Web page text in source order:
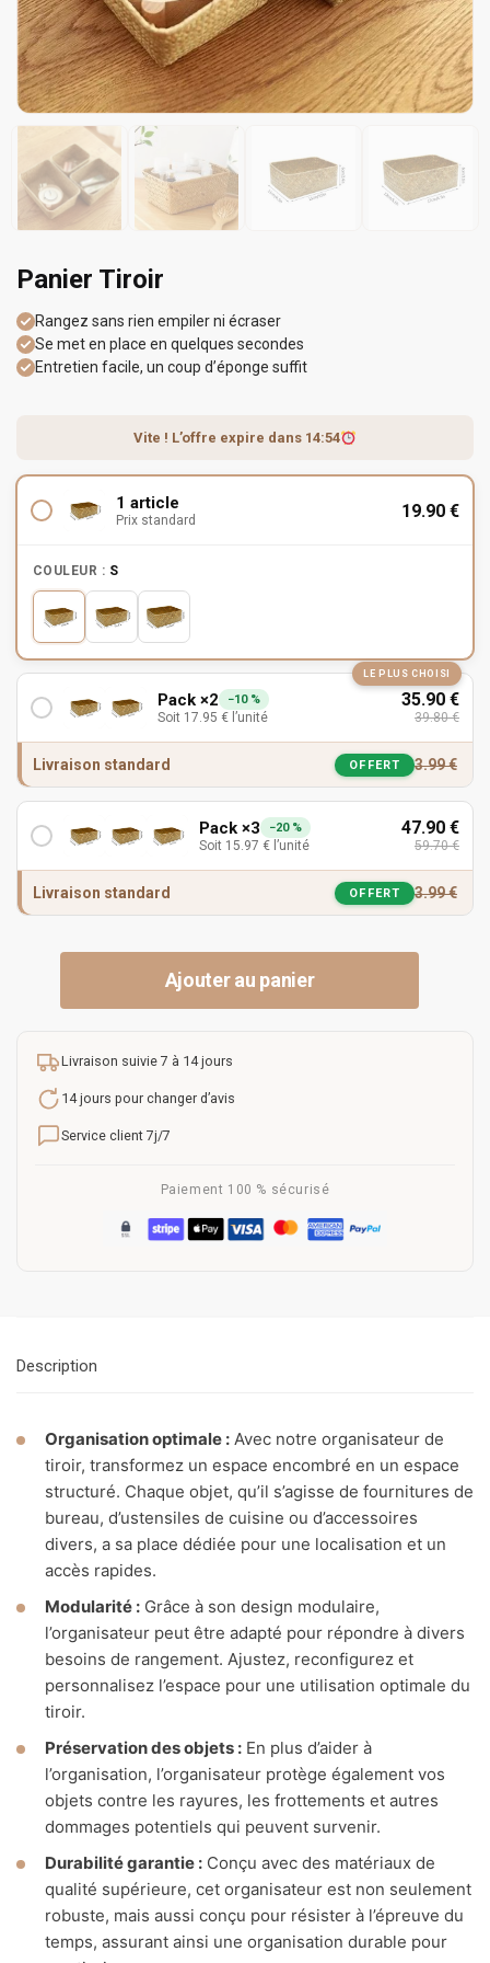
Panier Tiroir
Rangez sans rien empiler ni écraser
Se met en place en quelques secondes
Entretien facile, un coup d’éponge suffit
Vite ! L’offre expire dans 14:54
1 article
Prix standard 19.90 €
COULEUR : S
LE PLUS CHOISI
Pack ×2 −10 %
Soit 17.95 € l’unité
35.90 €
39.80€
Livraison standard OFFERT 3.99€
Pack ×3 −20 %
Soit 15.97 € l’unité
47.90 €
59.70€
Livraison standard OFFERT 3.99€
Ajouter au panier
Livraison suivie 7 à 14 jours
14 jours pour changer d’avis
Service client 7j/7
Paiement 100 % sécurisé
Description
Organisation optimale : Avec notre organisateur de
tiroir, transformez un espace encombré en un espace
structuré. Chaque objet, qu’il s’agisse de fournitures de
bureau, d’ustensiles de cuisine ou d’accessoires
divers, a sa place dédiée pour une localisation et un
accès rapides.
Modularité : Grâce à son design modulaire,
l’organisateur peut être adapté pour répondre à divers
besoins de rangement. Ajustez, reconfigurez et
personnalisez l’espace pour une utilisation optimale du
tiroir.
Préservation des objets : En plus d’aider à
l’organisation, l’organisateur protège également vos
objets contre les rayures, les frottements et autres
dommages potentiels qui peuvent survenir.
Durabilité garantie : Conçu avec des matériaux de
qualité supérieure, cet organisateur est non seulement
robuste, mais aussi conçu pour résister à l’épreuve du
temps, assurant ainsi une organisation durable pour